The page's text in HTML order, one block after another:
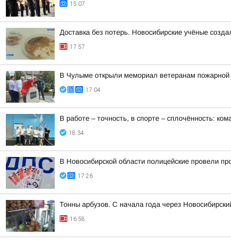
15:07
Доставка без потерь. Новосибирские учёные
17:57
В Чулыме открыли мемориал ветеранам пожарной
17:04
В работе – точность, в спорте – сплочённость:
18:34
В Новосибирской области полицейские провели
17:26
Тонны арбузов. С начала года через
16:58